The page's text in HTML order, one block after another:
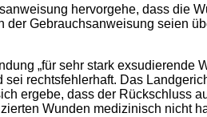
hervorgehe, dass die
Gebrauchsanweisung seien
„für sehr stark exsudierende
rechtsfehlerhaft. Das
ergebe, dass der Rückschluss
Wunden medizinisch nicht